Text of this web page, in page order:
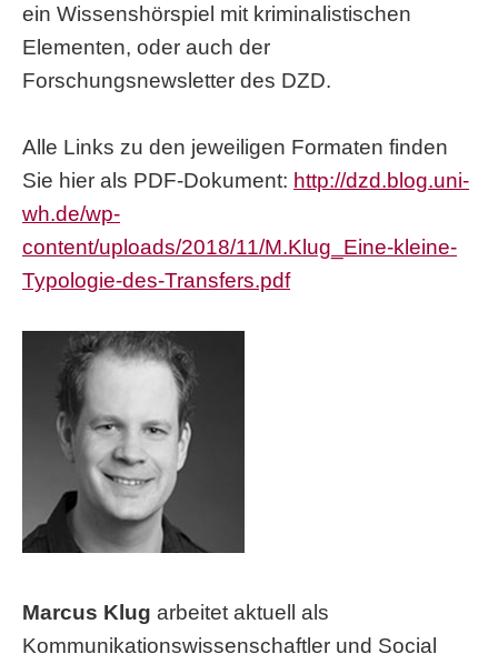
ein Wissenshörspiel mit kriminalistischen
Elementen, oder auch der
Forschungsnewsletter des DZD.
Alle Links zu den jeweiligen Formaten finden
Sie hier als PDF-Dokument: http://dzd.blog.uni-
wh.de/wp-
content/uploads/2018/11/M.Klug_Eine-kleine-
Typologie-des-Transfers.pdf
Marcus Klug arbeitet aktuell als
Kommunikationswissenschaftler und Social